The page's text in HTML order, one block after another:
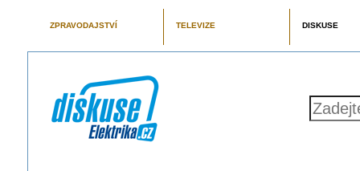
ZPRAVODAJSTVÍ TELEVIZE DISKUSE